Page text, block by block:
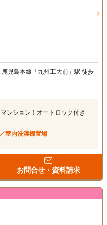
児島本線「九州工大前」駅 徒歩
ンション！オートロック付き
室内洗濯機置場
お問合せ・資料請求